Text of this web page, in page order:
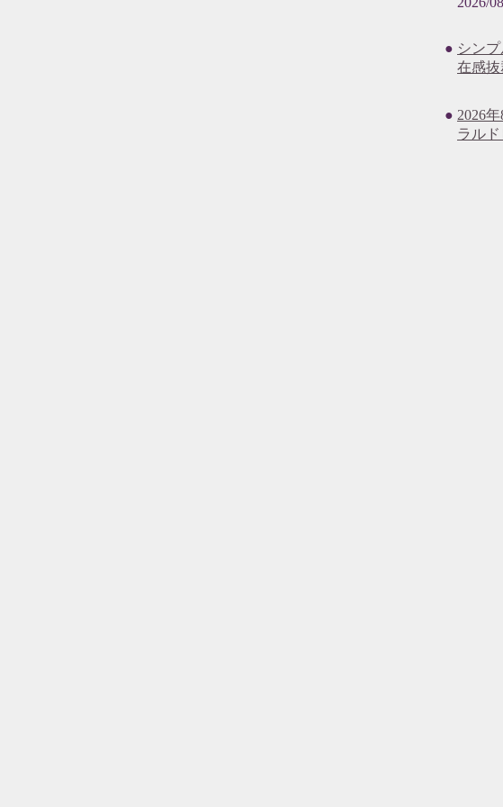
シン
在感抜
2026
ラルド